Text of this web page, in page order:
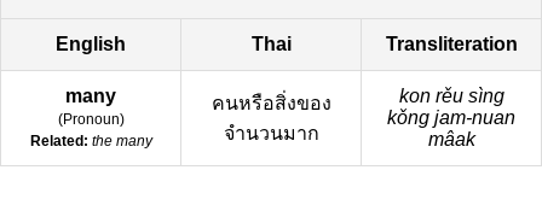
English Thai Transliteration
many
(Pronoun)
Related: the many
คนหรือสิ่งของ
จำนวนมาก
kon rěu sìng
kǒng jam-nuan
mâak